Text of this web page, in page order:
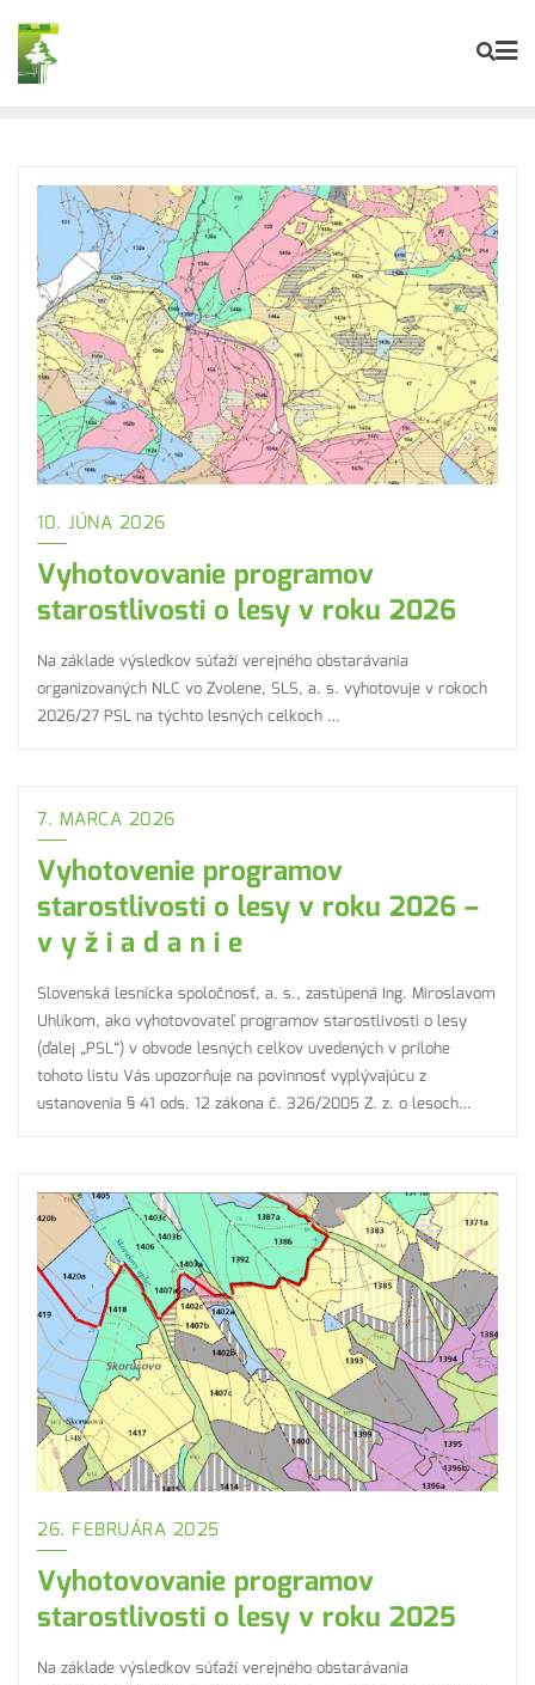
10. JÚNA 2026
Vyhotovovanie programov
starostlivosti o lesy v roku 2026
Na základe výsledkov súťaží verejného obstarávania
organizovaných NLC vo Zvolene, SLS, a. s. vyhotovuje v rokoch
2026/27 PSL na týchto lesných celkoch …
7. MARCA 2026
Vyhotovenie programov
starostlivosti o lesy v roku 2026 –
v y ž i a d a n i e
Slovenská lesnícka spoločnosť, a. s., zastúpená Ing. Miroslavom
Uhlíkom, ako vyhotovovateľ programov starostlivosti o lesy
(ďalej „PSL“) v obvode lesných celkov uvedených v prílohe
tohoto listu Vás upozorňuje na povinnosť vyplývajúcu z
ustanovenia § 41 ods. 12 zákona č. 326/2005 Z. z. o lesoch…
26. FEBRUÁRA 2025
Vyhotovovanie programov
starostlivosti o lesy v roku 2025
Na základe výsledkov súťaží verejného obstarávania